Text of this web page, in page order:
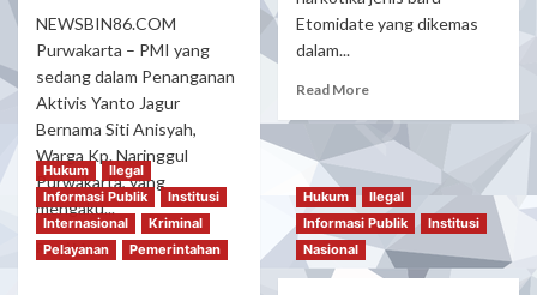
Barat
NEWSBIN86.COM
Purwakarta – PMI yang
sedang dalam Penanganan
Aktivis Yanto Jagur
Bernama Siti Anisyah,
Warga Kp. Naringgul
Purwakarta, yang
mengaku...
Read MoreRead
Etomidate yang dikemas
dalam...
Read MoreRead
Ungkap
Baru
Ditresnarkoba
Polda
Banten
Hukum
Ilegal
Informasi Publik
Institusi
Internasional
Kriminal
Pelayanan
Pemerintahan
Hukum
Ilegal
Informasi Publik
Institusi
Nasional